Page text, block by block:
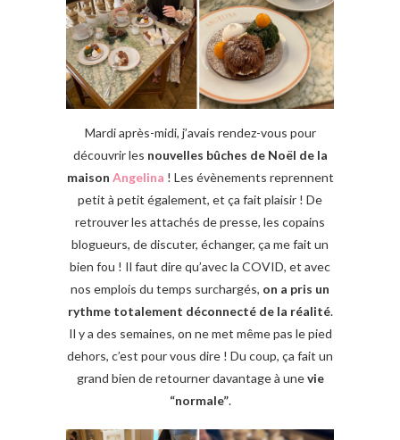
Mardi après-midi, j’avais rendez-vous pour
découvrir les nouvelles bûches de Noël de la
maison Angelina ! Les évènements reprennent
petit à petit également, et ça fait plaisir ! De
retrouver les attachés de presse, les copains
blogueurs, de discuter, échanger, ça me fait un
bien fou ! Il faut dire qu’avec la COVID, et avec
nos emplois du temps surchargés, on a pris un
rythme totalement déconnecté de la réalité.
Il y a des semaines, on ne met même pas le pied
dehors, c’est pour vous dire ! Du coup, ça fait un
grand bien de retourner davantage à unevie
“normale”.